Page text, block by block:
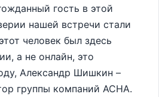
гость в этой
нашей встречи стали
человек был здесь
а не онлайн, это
Александр Шишкин –
группы компаний АСНА.